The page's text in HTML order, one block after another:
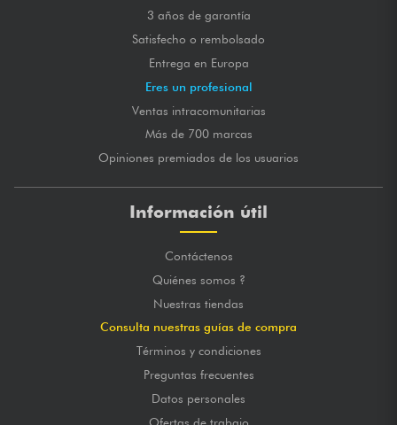
3 años de garantía
Satisfecho o rembolsado
Entrega en Europa
Eres un profesional
Ventas intracomunitarias
Más de 700 marcas
Opiniones premiados de los usuarios
Información útil
Contáctenos
Quiénes somos ?
Nuestras tiendas
Consulta nuestras guías de compra
Términos y condiciones
Preguntas frecuentes
Datos personales
Ofertas de trabajo